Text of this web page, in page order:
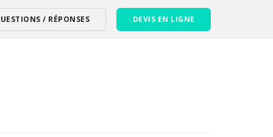
/ RÉPONSES DEVIS EN LIGNE